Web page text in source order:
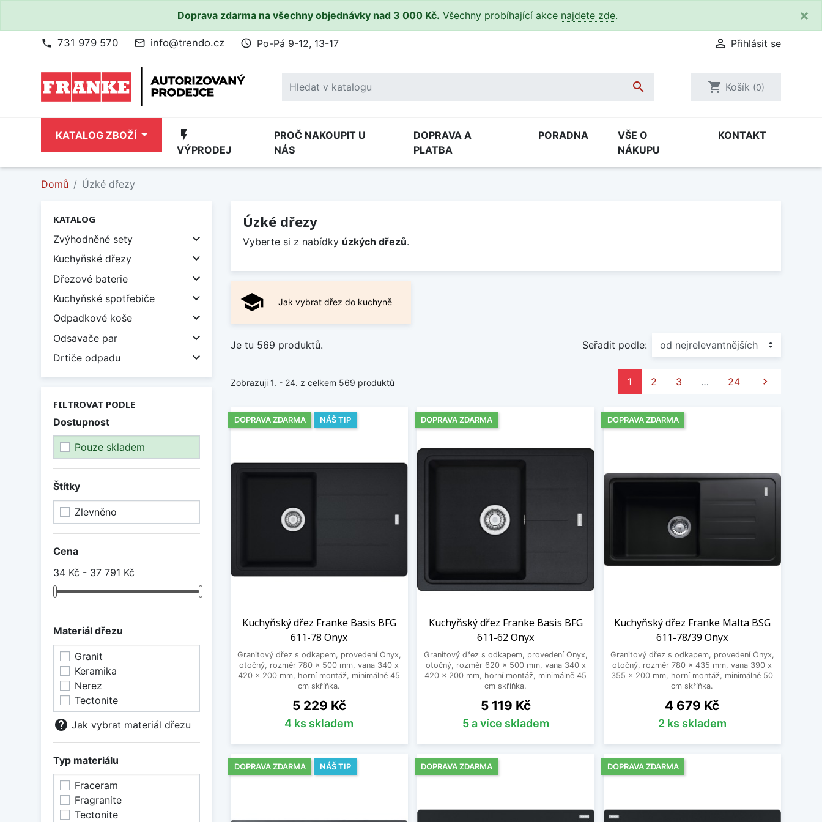
Doprava zdarma na všechny objednávky nad 3 000 Kč. Všechny probíhající akce najdete zde. ×
phone 731 979 570 mail_outline info@trendo.cz access_time Po-Pá 9-12, 13-17  Přihlásit se
 shopping_cart Košík (0)
KATALOG ZBOŽÍ flash_on
VÝPRODEJ
PROČ NAKOUPIT U
NÁS
DOPRAVA A
PLATBA
PORADNA
VŠE O
NÁKUPU
KONTAKT
Domů Úzké dřezy
KATALOG
Zvýhodněné sety

Kuchyňské dřezy 
Dřezové baterie 
Kuchyňské spotřebiče 
Odpadkové koše 
Odsavače par 
Drtiče odpadu 
FILTROVAT PODLE
Dostupnost
Pouze skladem
Štítky
Zlevněno
Cena
34 Kč - 37 791 Kč
Materiál dřezu
Granit
Keramika
Nerez
Tectonite
help Jak vybrat materiál dřezu
Typ materiálu
Fraceram
Fragranite
Tectonite
Úzké dřezy
Vyberte si z nabídky úzkých dřezů.
school Jak vybrat dřez do kuchyně
Je tu 569 produktů. Seřadit podle:
Zobrazuji 1. - 24. z celkem 569 produktů 1 2 3 … 24 Další

Kuchyňský dřez Franke Basis BFG
611-78 Onyx
Granitový dřez s odkapem, provedení Onyx,
otočný, rozměr 780 x 500 mm, vana 340 x
420 x 200 mm, horní montáž, minimálně 45
cm skříňka.
Cena
5 229 Kč
4 ks skladem
DOPRAVA ZDARMA NÁŠ TIP
Kuchyňský dřez Franke Basis BFG
611-62 Onyx
Granitový dřez s odkapem, provedení Onyx,
otočný, rozměr 620 x 500 mm, vana 340 x
420 x 200 mm, horní montáž, minimálně 45
cm skříňka.
Cena
5 119 Kč
5 a více skladem
DOPRAVA ZDARMA
Kuchyňský dřez Franke Malta BSG
611-78/39 Onyx
Granitový dřez s odkapem, provedení Onyx,
otočný, rozměr 780 x 435 mm, vana 390 x
355 x 200 mm, horní montáž, minimálně 50
cm skříňka.
Cena
4 679 Kč
2 ks skladem
DOPRAVA ZDARMA
DOPRAVA ZDARMA NÁŠ TIP DOPRAVA ZDARMA DOPRAVA ZDARMA